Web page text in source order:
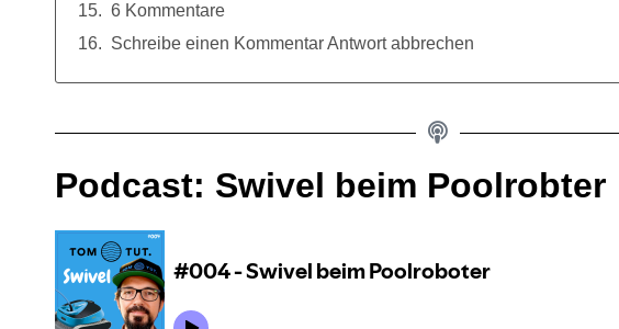
6 Kommentare
Schreibe einen Kommentar Antwort abbrechen
Podcast: Swivel beim Poolrobter